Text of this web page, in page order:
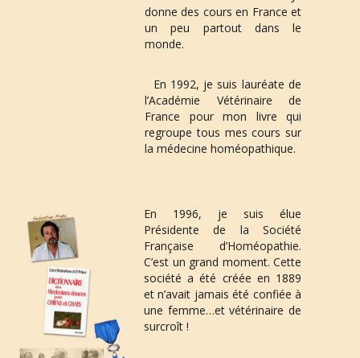
donne des cours en France et
un peu partout dans le
monde.
En 1992, je suis lauréate de
l’Académie Vétérinaire de
France pour mon livre qui
regroupe tous mes cours sur
la médecine homéopathique.
En 1996, je suis élue
Présidente de la Société
Française d’Homéopathie.
C’est un grand moment. Cette
société a été créée en 1889
et n’avait jamais été confiée à
une femme…et vétérinaire de
surcroît !